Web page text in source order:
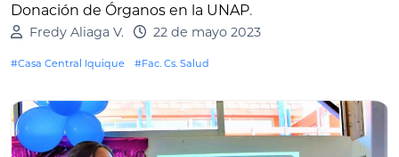
Donación de Órganos en la UNAP.
Fredy Aliaga V. 22 de mayo 2023
#Casa Central Iquique #Fac. Cs. Salud